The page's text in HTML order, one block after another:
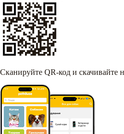
Сканируйте QR-код и скачивайте